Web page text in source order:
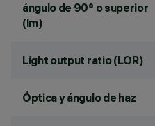
ángulo de 90° o superior
(lm)
Light output ratio (LOR)
Óptica y ángulo de haz